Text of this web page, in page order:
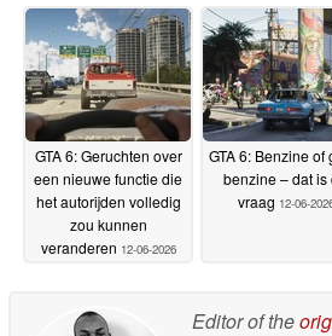
snelheid tot 120 FPS
en presteert daarmee
beter dan de PS4-
versie28-06-2026
GTA 6: Geruchten over
een nieuwe functie die
het autorijden volledig
zou kunnen
veranderen 12-06-2026
GTA 6: Benzine of
benzine – dat is
vraag 12-06-
Editor of the